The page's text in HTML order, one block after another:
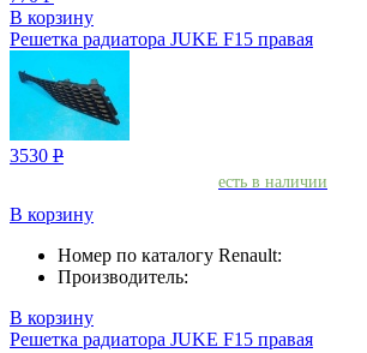
В корзину
Решетка радиатора JUKE F15 правая
3530 Р
есть в наличии
В корзину
Номер по каталогу Renault:
Производитель:
В корзину
Решетка радиатора JUKE F15 правая